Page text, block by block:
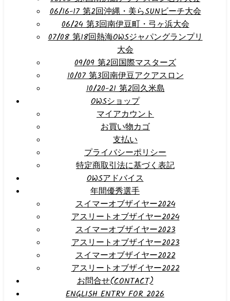
06/16-17 第2回沖縄・美らSUNビーチ大会
06/24 第3回南伊豆町・弓ヶ浜大会
07/08 第18回熱海OWSジャパングランプリ
大会
09/09 第2回国際マスターズ
10/07 第3回南伊豆アクアスロン
10/20-21 第2回久米島
OWSショップ
マイアカウント
お買い物カゴ
支払い
プライバシーポリシー
特定商取引法に基づく表記
OWSアドバイス
年間優秀選手
スイマーオブザイヤー2024
アスリートオブザイヤー2024
スイマーオブザイヤー2023
アスリートオブザイヤー2023
スイマーオブザイヤー2022
アスリートオブザイヤー2022
お問合せ(CONTACT)
ENGLISH ENTRY FOR 2026